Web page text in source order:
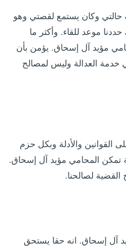
وكان يستمع لقصتي وهو
موعد للقاء. وأكثر ما
مؤيد آل إسحاق. يؤمن بأن
خدمة العدالة وليس لمصالح
القوانين والأدلة وبكل حزم
تمكن المحامي مؤيد آل إسحاق.
لصالحنا.
آل إسحاق. انه حقا يستحق